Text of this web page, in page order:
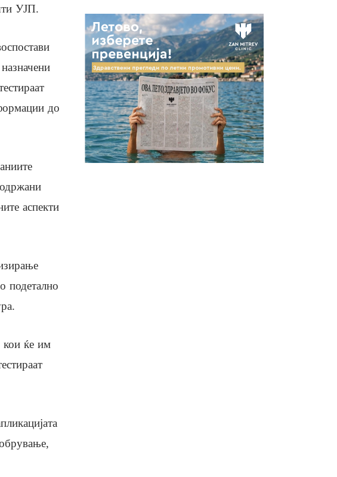
УЈП.
до
аспекти
подетално
кои ќе им